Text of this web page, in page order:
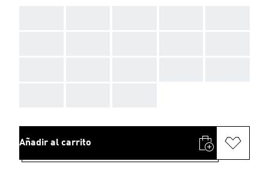
Añadir al carrito